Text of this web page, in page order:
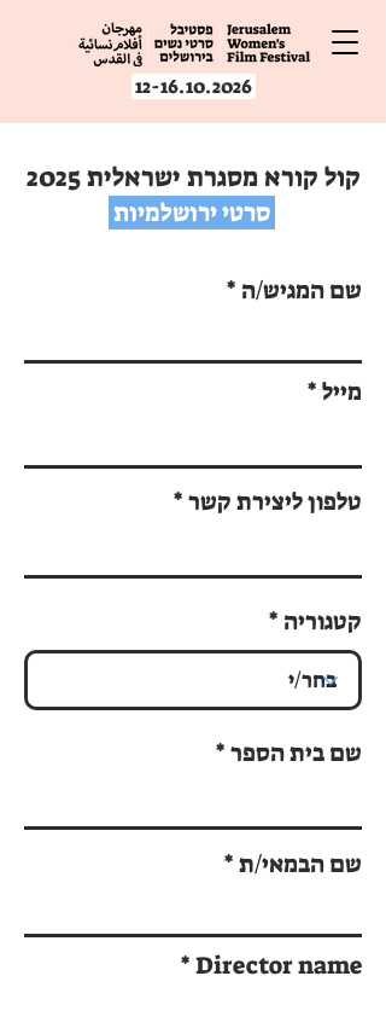
12-16.10.2026
קול קורא מסגרת ישראלית 2025
סרטי ירושלמיות
שם המגיש/ה
מייל
טלפון ליצירת קשר
קטגוריה
שם בית הספר
שם הבמאי/ת
Director name